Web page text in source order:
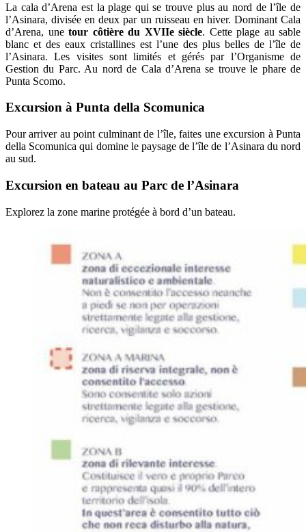
La cala d’Arena est la plage qui se trouve plus au nord de l’île de
l’Asinara, divisée en deux par un ruisseau en hiver. Dominant Cala
d’Arena, une tour côtière du XVIIe siècle. Cette plage au sable
blanc et des eaux cristallines est l’une des plus belles de l’île de
l’Asinara. Les visites sont limités et gérés par l’Organisme de
Gestion du Parc. Au nord de Cala d’Arena se trouve le phare de
Punta Scomo.
Excursion à Punta della Scomunica
Pour arriver au point culminant de l’île, faites une excursion à Punta
della Scomunica qui domine le paysage de l’île de l’Asinara du nord
au sud.
Excursion en bateau au Parc de l’Asinara
Explorez la zone marine protégée à bord d’un bateau.